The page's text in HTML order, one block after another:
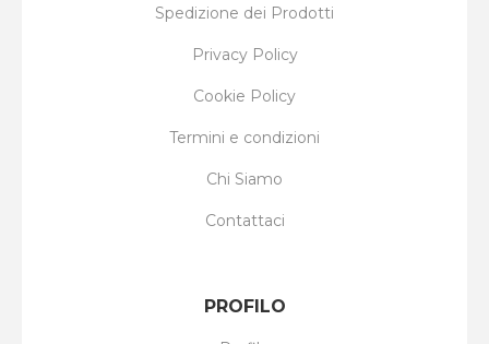
Spedizione dei Prodotti
Privacy Policy
Cookie Policy
Termini e condizioni
Chi Siamo
Contattaci
PROFILO